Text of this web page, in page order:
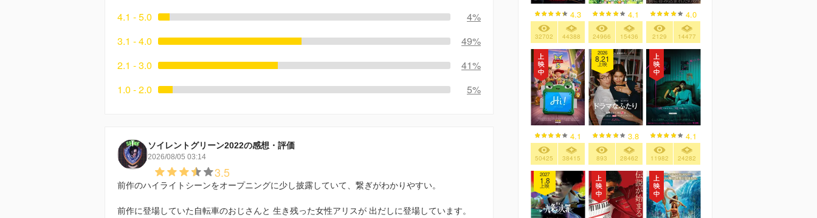
4.1 - 5.0
4%
3.1 - 4.0
49%
2.1 - 3.0
41%
1.0 - 2.0
5%
ソイレントグリーン2022の感想・評価
2026/08/05 03:14
3.5
前作のハイライトシーンをオープニングに少し披露していて、繋ぎがわかりやすい。
前作に登場していた自転車のおじさんと 生き残った女性アリスが 出だしに登場しています。
4.3
32702 44388
4.1
24966 15436
4.0
2129 14477
4.1
50425 38415
2026
8.21
上映
3.8
893 28462
4.1
11982 24282
2027
1.8
上映